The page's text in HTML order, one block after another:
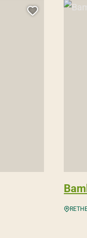
Ajouter